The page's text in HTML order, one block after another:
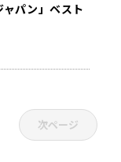
パン」ベスト
次ページ